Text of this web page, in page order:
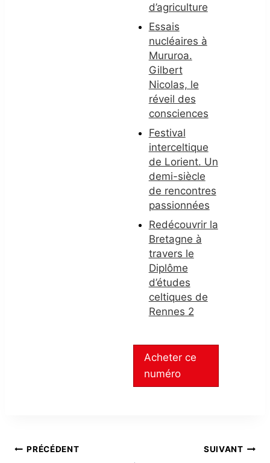
d’agriculture
Essais
nucléaires à
Mururoa.
Gilbert
Nicolas, le
réveil des
consciences
Festival
interceltique
de Lorient. Un
demi-siècle
de rencontres
passionnées
Redécouvrir la
Bretagne à
travers le
Diplôme
d’études
celtiques de
Rennes 2
Acheter ce
numéro
NAVIGATION
PRÉCÉDENT SUIVANT